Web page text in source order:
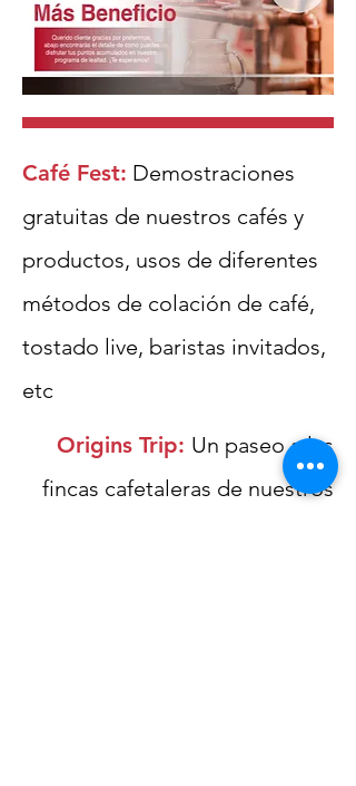
Café Fest: Demostraciones
gratuitas de nuestros cafés y
productos, usos de diferentes
métodos de colación de café,
tostado live, baristas invitados,
etc
Origins Trip: Un paseo a las
fincas cafetaleras de nuestros